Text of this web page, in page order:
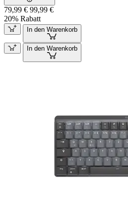
79,99 € 99,99 €
20% Rabatt
In den Warenkorb
In den Warenkorb